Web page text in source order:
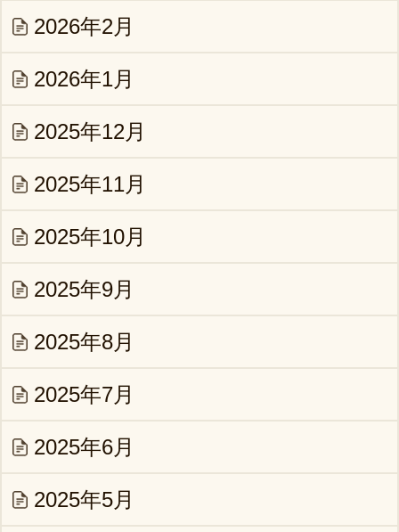
2026年2月
2026年1月
2025年12月
2025年11月
2025年10月
2025年9月
2025年8月
2025年7月
2025年6月
2025年5月